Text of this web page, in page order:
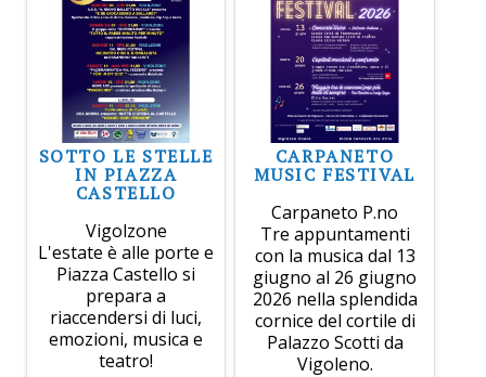
SOTTO LE STELLE
IN PIAZZA
CASTELLO
Vigolzone
L'estate è alle porte e
Piazza Castello si
prepara a
riaccendersi di luci,
emozioni, musica e
teatro!
CARPANETO
MUSIC FESTIVAL
Carpaneto P.no
Tre appuntamenti
con la musica dal 13
giugno al 26 giugno
2026 nella splendida
cornice del cortile di
Palazzo Scotti da
Vigoleno.